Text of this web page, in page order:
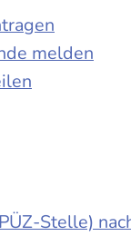
melden
Stelle)